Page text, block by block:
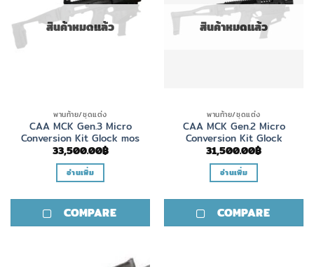
สินค้าหมดแล้ว
พานท้าย/ชุดแต่ง
CAA MCK Gen.3 Micro
Conversion Kit Glock mos
33,500.00฿
อ่านเพิ่ม
COMPARE
สินค้าหมดแล้ว
พานท้าย/ชุดแต่ง
CAA MCK Gen.2 Micro
Conversion Kit Glock
31,500.00฿
อ่านเพิ่ม
COMPARE